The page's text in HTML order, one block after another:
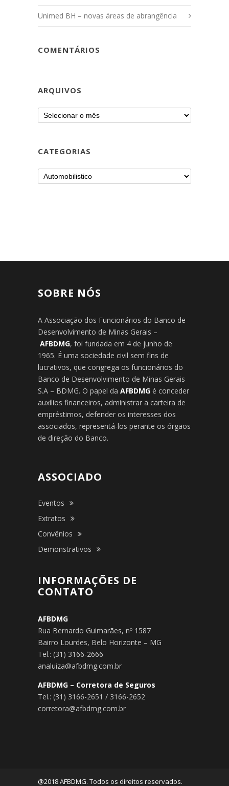
Unimed BH – novas áreas de abrangência
COMENTÁRIOS
ARQUIVOS
CATEGORIAS
SOBRE NÓS
A Associação dos Funcionários do Banco de
Desenvolvimento de Minas Gerais –
AFBDMG, foi fundada em 4 de junho de
1965. É uma sociedade civil sem fins de
lucrativos, que congrega os funcionários do
Banco de Desenvolvimento de Minas Gerais
S.A – BDMG. O papel da AFBDMG é conceder
auxílios financeiros, administrar a carteira de
empréstimos, defender os interesses dos
associados, representá-los perante os órgãos
de direção do Banco.
ASSOCIADO
Eventos
Extratos
Convênios
Demonstrativos
INFORMAÇÕES DE
CONTATO
AFBDMG
Rua Bernardo Guimarães, nº 1587
Bairro Lourdes, Belo Horizonte – MG
Tel.: (31) 3166-2666
analuiza@afbdmg.com.br
AFBDMG – Corretora de Seguros
Tel.: (31) 3166-2651 / 3166-2652
corretora@afbdmg.com.br
@2018 AFBDMG. Todos os direitos reservados.